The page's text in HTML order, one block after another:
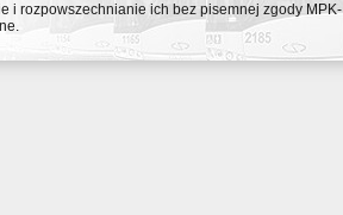
i rozpowszechnianie ich bez pisemnej zgody MPK-